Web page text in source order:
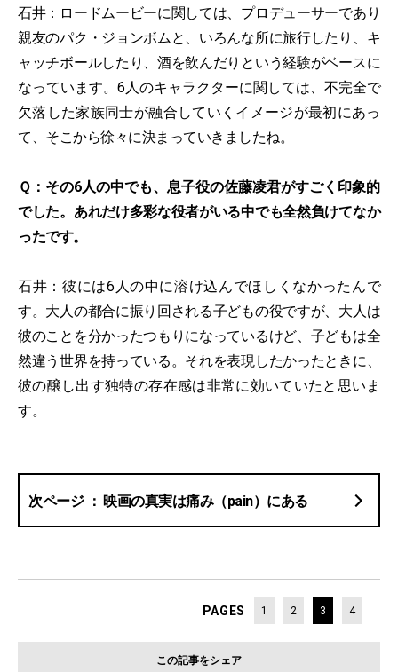
石井：ロードムービーに関しては、プロデューサーであり
親友のパク・ジョンボムと、いろんな所に旅行したり、キ
ャッチボールしたり、酒を飲んだりという経験がベースに
なっています。6人のキャラクターに関しては、不完全で
欠落した家族同士が融合していくイメージが最初にあっ
て、そこから徐々に決まっていきましたね。
Ｑ：その6人の中でも、息子役の佐藤凌君がすごく印象的
でした。あれだけ多彩な役者がいる中でも全然負けてなか
ったです。
石井：彼には6人の中に溶け込んでほしくなかったんで
す。大人の都合に振り回される子どもの役ですが、大人は
彼のことを分かったつもりになっているけど、子どもは全
然違う世界を持っている。それを表現したかったときに、
彼の醸し出す独特の存在感は非常に効いていたと思いま
す。
映画の真実は痛み（pain）にある
PAGES 1 2 3 4
この記事をシェア